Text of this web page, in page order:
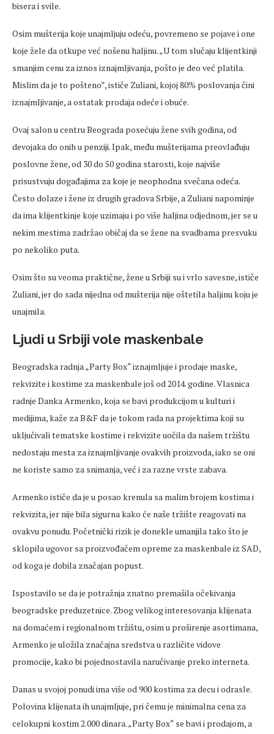
bisera i svile.
Osim mušterija koje unajmljuju odeću, povremeno se pojave i one
koje žele da otkupe već nošenu haljinu. „U tom slučaju klijentkinji
smanjim cenu za iznos iznajmljivanja, pošto je deo već platila.
Mislim da je to pošteno”, ističe Zuliani, kojoj 80% poslovanja čini
iznajmljivanje, a ostatak prodaja odeće i obuće.
Ovaj salon u centru Beograda posećuju žene svih godina, od
devojaka do onih u penziji. Ipak, među mušterijama preovlađuju
poslovne žene, od 30 do 50 godina starosti, koje najviše
prisustvuju događajima za koje je neophodna svečana odeća.
Često dolaze i žene iz drugih gradova Srbije, a Zuliani napominje
da ima klijentkinje koje uzimaju i po više haljina odjednom, jer se u
nekim mestima zadržao običaj da se žene na svadbama presvuku
po nekoliko puta.
Osim što su veoma praktične, žene u Srbiji su i vrlo savesne, ističe
Zuliani, jer do sada nijedna od mušterija nije oštetila haljinu koju je
unajmila.
Ljudi u Srbiji vole maskenbale
Beogradska radnja „Party Box“ iznajmljuje i prodaje maske,
rekvizite i kostime za maskenbale još od 2014. godine. Vlasnica
radnje Danka Armenko, koja se bavi produkcijom u kulturi i
medijima, kaže za B&F da je tokom rada na projektima koji su
uključivali tematske kostime i rekvizite uočila da našem tržištu
nedostaju mesta za iznajmljivanje ovakvih proizvoda, iako se oni
ne koriste samo za snimanja, već i za razne vrste zabava.
Armenko ističe da je u posao krenula sa malim brojem kostima i
rekvizita, jer nije bila sigurna kako će naše tržište reagovati na
ovakvu ponudu. Početnički rizik je donekle umanjila tako što je
sklopila ugovor sa proizvođačem opreme za maskenbale iz SAD,
od koga je dobila značajan popust.
Ispostavilo se da je potražnja znatno premašila očekivanja
beogradske preduzetnice. Zbog velikog interesovanja klijenata
na domaćem i regionalnom tržištu, osim u proširenje asortimana,
Armenko je uložila značajna sredstva u različite vidove
promocije, kako bi pojednostavila naručivanje preko interneta.
Danas u svojoj ponudi ima više od 900 kostima za decu i odrasle.
Polovina klijenata ih unajmljuje, pri čemu je minimalna cena za
celokupni kostim 2.000 dinara. „Party Box“ se bavi i prodajom, a